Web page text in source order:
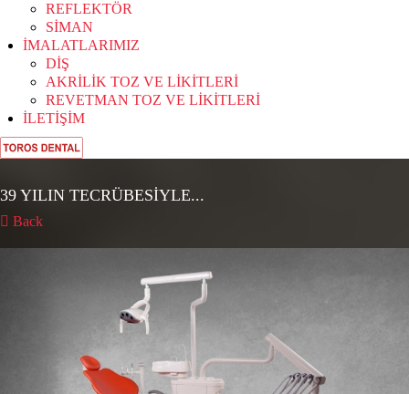
REFLEKTÖR
SİMAN
İMALATLARIMIZ
DİŞ
AKRİLİK TOZ VE LİKİTLERİ
REVETMAN TOZ VE LİKİTLERİ
İLETİŞİM
39 YILIN TECRÜBESİYLE...
Back